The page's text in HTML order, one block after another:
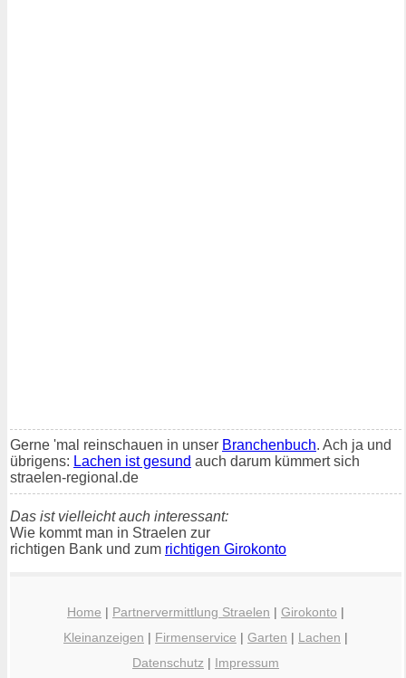
Gerne 'mal reinschauen in unser Branchenbuch. Ach ja und
übrigens: Lachen ist gesund auch darum kümmert sich
straelen-regional.de
Das ist vielleicht auch interessant:
Wie kommt man in Straelen zur
richtigen Bank und zum richtigen Girokonto
Home | Partnervermittlung Straelen | Girokonto |
Kleinanzeigen | Firmenservice | Garten | Lachen |
Datenschutz | Impressum